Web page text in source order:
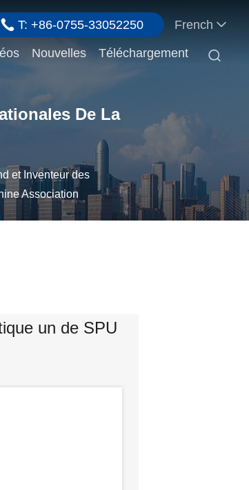
T: +86-0755-33052250 French
Nouvelles Téléchargement 
De La
et Inventeur des
Association
un de SPU